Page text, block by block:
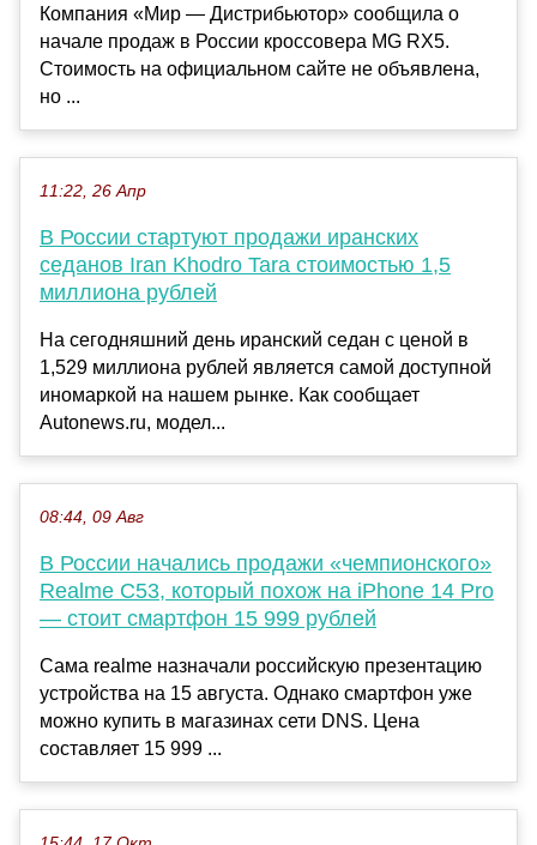
Компания «Мир — Дистрибьютор» сообщила о
начале продаж в России кроссовера MG RX5.
Стоимость на официальном сайте не объявлена,
но ...
11:22, 26 Апр
В России стартуют продажи иранских
седанов Iran Khodro Tara стоимостью 1,5
миллиона рублей
На сегодняшний день иранский седан с ценой в
1,529 миллиона рублей является самой доступной
иномаркой на нашем рынке. Как сообщает
Autonews.ru, модел...
08:44, 09 Авг
В России начались продажи «чемпионского»
Realme C53, который похож на iPhone 14 Pro
— стоит смартфон 15 999 рублей
Сама realme назначали российскую презентацию
устройства на 15 августа. Однако смартфон уже
можно купить в магазинах сети DNS. Цена
составляет 15 999 ...